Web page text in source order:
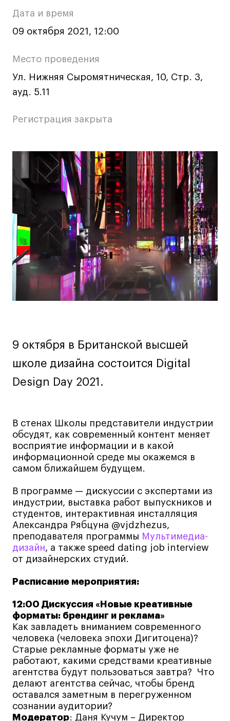
Ювелирный дизайн
Сценография
Промышленный и предметный дизайн
развитие
Ландшафтный дизайн
Все программы
Онлайн-программы
Дизайн интерьера
Дизайн одежды
Стайлинг
Современная живопись
UX/UI-дизайн
Интенсивы
Мода
Иллюстрация
Интерьер
Лайфстайл
Навыки предпринимателя и управленца
Онлайн
Маркетинг и генерация лидов
Искусство
Фотография
Очно + онлайн
Техникум
Специалист кино- и медиапродакшена
Графический дизайнер
Цифровой маркетолог
Технолог-конструктор одежды
Коммерческий фотограф
о
мероприятии
Дата и время
09 октября 2021, 12:00
Место проведения
Ул. Нижняя Сыромятническая, 10, Стр. 3,
ауд. 5.11
Регистрация закрыта
Основная
информация
о
мероприятии
9 октября в Британской высшей
школе дизайна состоится Digital
Design Day 2021.
В стенах Школы представители индустрии
обсудят, как современный контент меняет
восприятие информации и в какой
информационной среде мы окажемся в
самом ближайшем будущем.
В программе — дискуссии с экспертами из
индустрии, выставка работ выпускников и
студентов, интерактивная инсталляция
Александра Рябцуна @vjdzhezus,
преподавателя программы Мультимедиа-
дизайн, а также speed dating job interview
от дизайнерских студий.
Расписание мероприятия:
12:00 Дискуссия «Новые креативные
форматы: брендинг и реклама»
Как завладеть вниманием современного
человека (человека эпохи Дигитоцена)?
Старые рекламные форматы уже не
работают, какими средствами креативные
агентства будут пользоваться завтра? Что
делают агентства сейчас, чтобы бренд
оставался заметным в перегруженном
сознании аудитории?
Модератор: Даня Кучум – Директор